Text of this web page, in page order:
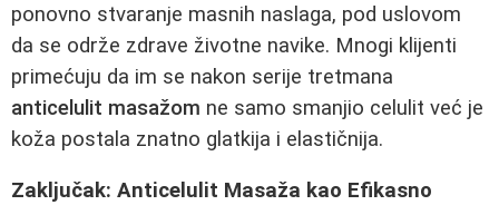
ponovno stvaranje masnih naslaga, pod uslovom
da se održe zdrave životne navike. Mnogi klijenti
primećuju da im se nakon serije tretmana
anticelulit masažom ne samo smanjio celulit već je
koža postala znatno glatkija i elastičnija.
Zaključak: Anticelulit Masaža kao Efikasno